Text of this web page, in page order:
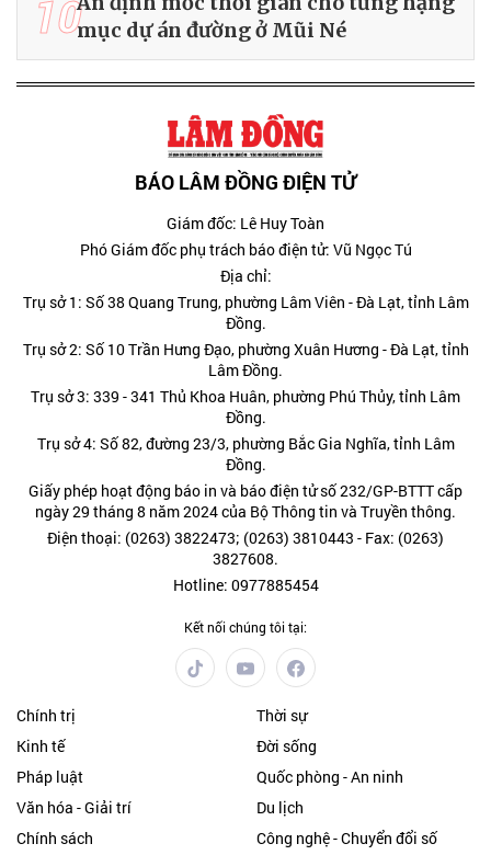
10mục dự án đường ở Mũi Né
BÁO LÂM ĐỒNG ĐIỆN TỬ
Giám đốc: Lê Huy Toàn
Phó Giám đốc phụ trách báo điện tử: Vũ Ngọc Tú
Địa chỉ:
Trụ sở 1: Số 38 Quang Trung, phường Lâm Viên - Đà Lạt, tỉnh Lâm
Đồng.
Trụ sở 2: Số 10 Trần Hưng Đạo, phường Xuân Hương - Đà Lạt, tỉnh
Lâm Đồng.
Trụ sở 3: 339 - 341 Thủ Khoa Huân, phường Phú Thủy, tỉnh Lâm
Đồng.
Trụ sở 4: Số 82, đường 23/3, phường Bắc Gia Nghĩa, tỉnh Lâm
Đồng.
Giấy phép hoạt động báo in và báo điện tử số 232/GP-BTTT cấp
ngày 29 tháng 8 năm 2024 của Bộ Thông tin và Truyền thông.
Điện thoại: (0263) 3822473; (0263) 3810443 - Fax: (0263)
3827608.
Hotline: 0977885454
Kết nối chúng tôi tại:
Chính trị
Thời sự
Kinh tế
Đời sống
Pháp luật
Quốc phòng - An ninh
Văn hóa - Giải trí
Du lịch
Chính sách
Công nghệ - Chuyển đổi số